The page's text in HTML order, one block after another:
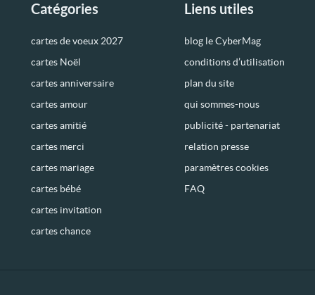
Catégories
cartes de voeux 2027
cartes Noël
cartes anniversaire
cartes amour
cartes amitié
cartes merci
cartes mariage
cartes bébé
cartes invitation
cartes chance
Liens utiles
blog le CyberMag
conditions d’utilisation
plan du site
qui sommes-nous
publicité - partenariat
relation presse
paramètres cookies
FAQ